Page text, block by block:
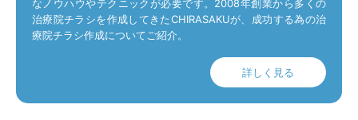
なノウハウやテクニックが必要です。2008年創業から多くの
治療院チラシを作成してきたCHIRASAKUが、成功する為の治
療院チラシ作成についてご紹介。
詳しく見る